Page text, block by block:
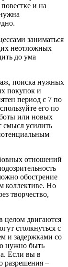
и на
заниматься
неотложных
до ума
поиска нужных
покупок и
период с 7 по
его по
или новых
смысл усилить
отношений
обострение
коллективе. Но
творчество,
целом двигаются
столкнуться с
и задержками со
нужно быть
Если вы в
разрешения –